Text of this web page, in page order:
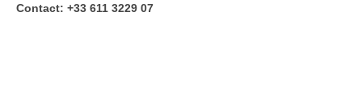
Contact: +33 611 3229 07